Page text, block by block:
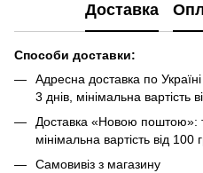
Доставка
Способи доставки:
Адресна доставка по
3 днів, мінімальна вартість
Доставка «Новою поштою»:
мінімальна вартість від 100
Самовивіз з магазину